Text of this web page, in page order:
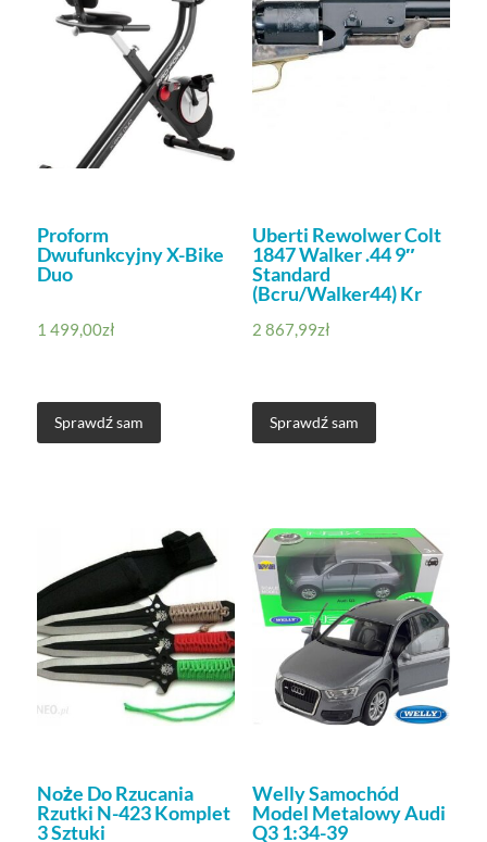
Proform
Dwufunkcyjny X-Bike
Duo
1 499,00zł
Sprawdź sam
Uberti Rewolwer Colt
1847 Walker .44 9″
Standard
(Bcru/Walker44) Kr
2 867,99zł
Sprawdź sam
Noże Do Rzucania
Rzutki N-423 Komplet
3 Sztuki
Welly Samochód
Model Metalowy Audi
Q3 1:34-39